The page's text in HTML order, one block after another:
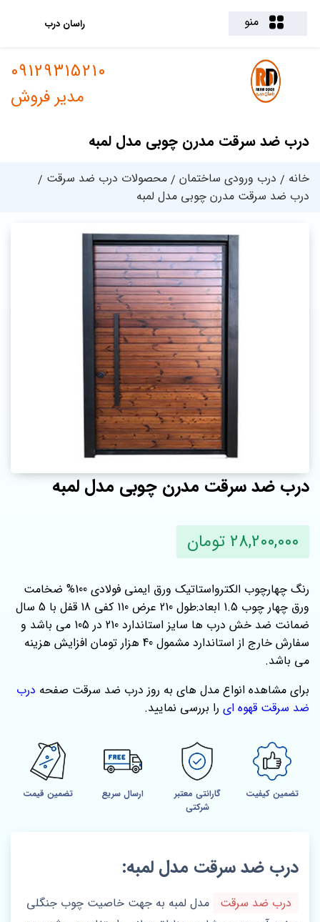
منو راسان درب
درب ضد سرقت مدرن چوبی مدل لمبه
09129315210
مدیر فروش
خانه درب ورودی ساختمان
محصولات درب ضد سرقت
درب ضد سرقت مدرن چوبی مدل لمبه
درب ضد سرقت مدرن چوبی مدل لمبه
28,200,000 تومان
رنگ چهارچوب الکترواستاتیک ورق ایمنی فولادی 100% ضخامت
ورق چهار چوب 1.5 ابعاد:طول 210 عرض 110 کفی 18 قفل با 5 سال
ضمانت ضد خش درب ها سایز استاندارد 210 در 105 می باشد و
سفارش خارج از استاندارد مشمول 40 هزار تومان افزایش هزینه
می باشد.
برای مشاهده انواع مدل‌ های به‌ روز درب ضد سرقت صفحه‌ درب
ضد سرقت قهوه ای را بررسی نمایید.
تضمین کیفیت
گارانتی معتبر
شرکتی
ارسال سریع تضمین قیمت
درب ضد سرقت مدل لمبه:
درب ضد سرقت
مدل لمبه به جهت خاصیت چوب جنگلی